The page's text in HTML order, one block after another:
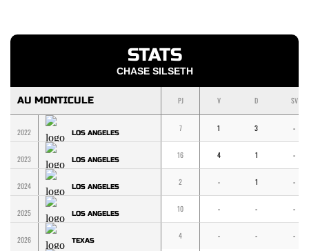
STATS
CHASE SILSETH
AU MONTICULE PJ V D SV
2022 LOS ANGELES 7 1 3 -
2023 LOS ANGELES 16 4 1 -
2024 LOS ANGELES 2 - 1 -
2025 LOS ANGELES 10 - - -
2026 TEXAS 4 - - -